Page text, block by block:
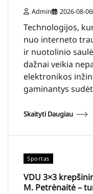
Admin 2026-08-06
Technologijos,
nuo interneto
ir nuotolinio
dažnai veikia
elektronikos
gaminantys
Skaityti Daugiau
Sportas
VDU 3×3
M. Petrėnaitė –